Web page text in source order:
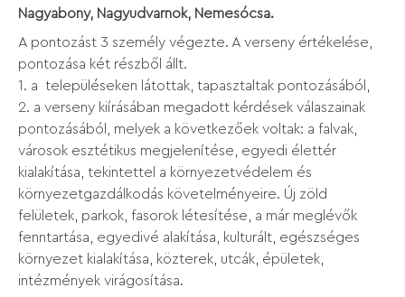
Nagyabony, Nagyudvarnok, Nemesócsa.
A pontozást 3 személy végezte. A verseny értékelése,
pontozása két részből állt.
1. a településeken látottak, tapasztaltak pontozásából,
2. a verseny kiírásában megadott kérdések válaszainak
pontozásából, melyek a következőek voltak: a falvak,
városok esztétikus megjelenítése, egyedi élettér
kialakítása, tekintettel a környezetvédelem és
környezetgazdálkodás követelményeire. Új zöld
felületek, parkok, fasorok létesítése, a már meglévők
fenntartása, egyedivé alakítása, kulturált, egészséges
környezet kialakítása, közterek, utcák, épületek,
intézmények virágosítása.